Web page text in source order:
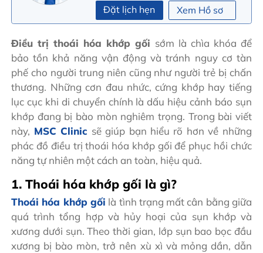
Đặt lịch hẹn Xem Hồ sơ
Điều trị thoái hóa khớp gối sớm là chìa khóa để
bảo tồn khả năng vận động và tránh nguy cơ tàn
phế cho người trung niên cũng như người trẻ bị chấn
thương. Những cơn đau nhức, cứng khớp hay tiếng
lục cục khi di chuyển chính là dấu hiệu cảnh báo sụn
khớp đang bị bào mòn nghiêm trọng. Trong bài viết
này, MSC Clinic sẽ giúp bạn hiểu rõ hơn về những
phác đồ điều trị thoái hóa khớp gối để phục hồi chức
năng tự nhiên một cách an toàn, hiệu quả.
1. Thoái hóa khớp gối là gì?
Thoái hóa khớp gối là tình trạng mất cân bằng giữa
quá trình tổng hợp và hủy hoại của sụn khớp và
xương dưới sụn. Theo thời gian, lớp sụn bao bọc đầu
xương bị bào mòn, trở nên xù xì và mỏng dần, dẫn